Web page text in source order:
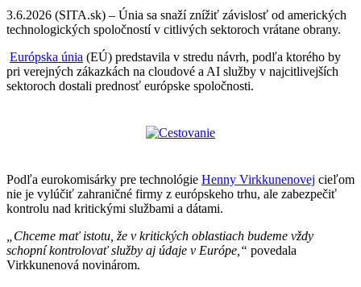
3.6.2026 (SITA.sk) – Únia sa snaží znížiť závislosť od amerických
technologických spoločností v citlivých sektoroch vrátane obrany.
Európska únia (EÚ) predstavila v stredu návrh, podľa ktorého by
pri verejných zákazkách na cloudové a AI služby v najcitlivejších
sektoroch dostali prednosť európske spoločnosti.
Podľa eurokomisárky pre technológie Henny Virkkunenovej cieľom
nie je vylúčiť zahraničné firmy z európskeho trhu, ale zabezpečiť
kontrolu nad kritickými službami a dátami.
„Chceme mať istotu, že v kritických oblastiach budeme vždy
schopní kontrolovať služby aj údaje v Európe,“ povedala
Virkkunenová novinárom.